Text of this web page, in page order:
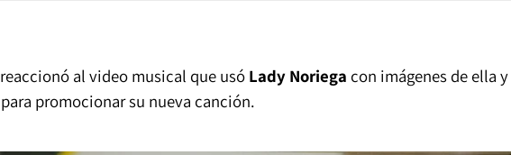
reaccionó al video musical que usó Lady Noriega con imágenes de ella y
para promocionar su nueva canción.